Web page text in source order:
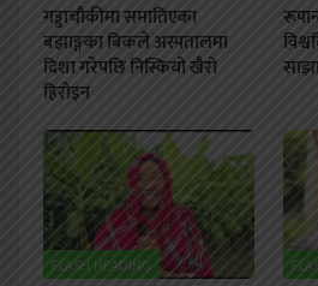
गड्डाचौकीमा समातिएका
बझाङ्गका बिकले अस्पतालमा
दिशा गरेपछि निस्कियो खैरो
हिरोइन
FLASH HEADING